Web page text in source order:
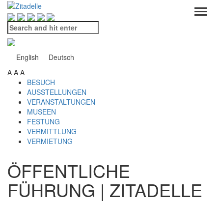
Search
and
hit
enter
English
Deutsch
A A A
BESUCH
AUSSTELLUNGEN
VERANSTALTUNGEN
MUSEEN
FESTUNG
VERMITTLUNG
VERMIETUNG
ÖFFENTLICHE
FÜHRUNG | ZITADELLE